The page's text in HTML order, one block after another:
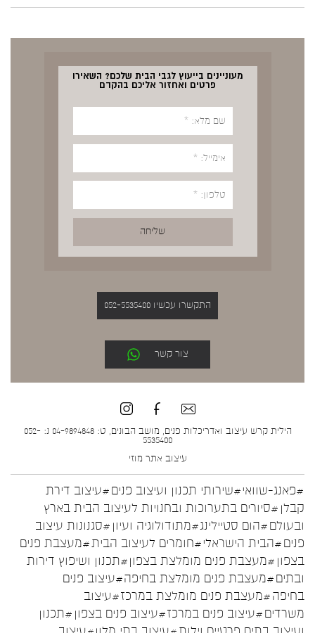
מעוניינים בייעוץ לגבי הבית שלכם? השאירו
פרטים ואחזור אליכם בהקדם
התקשרו עכשיו 052-5535400
צור קשר
הילית קרש עיצוב ואדריכלות פנים, מושב הבונים, ט: 04-9894848 נ: 052-
5535400
עיצוב אתר מוזי
#פאנג-שוואי#שירותי תכנון ועיצוב פנים#עיצוב דירת
קבלן #סיורים בתערוכות ובחנויות לעיצוב הבית בארץ
ובעולם#הום סטיילינג#מתודולוגיה ועיון #סגנונות עיצוב
פנים#הבית הישראלי#חומרים לעיצוב הבית#מעצבת פנים
בצפון #מעצבת פנים מומלצת בצפון#תכנון ושיפוץ דירות
ובתים#מעצבת פנים מומלצת בחיפה#עיצוב פנים
בחיפה#מעצבת פנים מומלצת במרכז#עיצוב
משרדים#עיצוב פנים במרכז#עיצוב פנים בצפון #תכנון